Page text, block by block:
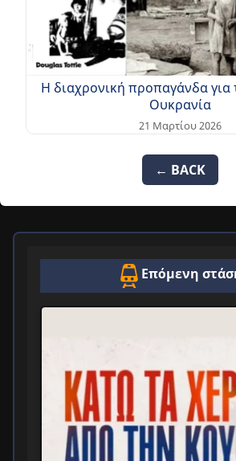
Η διαχρονική προπαγάνδα για
Ουκρανία
21 Μαρτίου 2026
← BACK
Επόμενη